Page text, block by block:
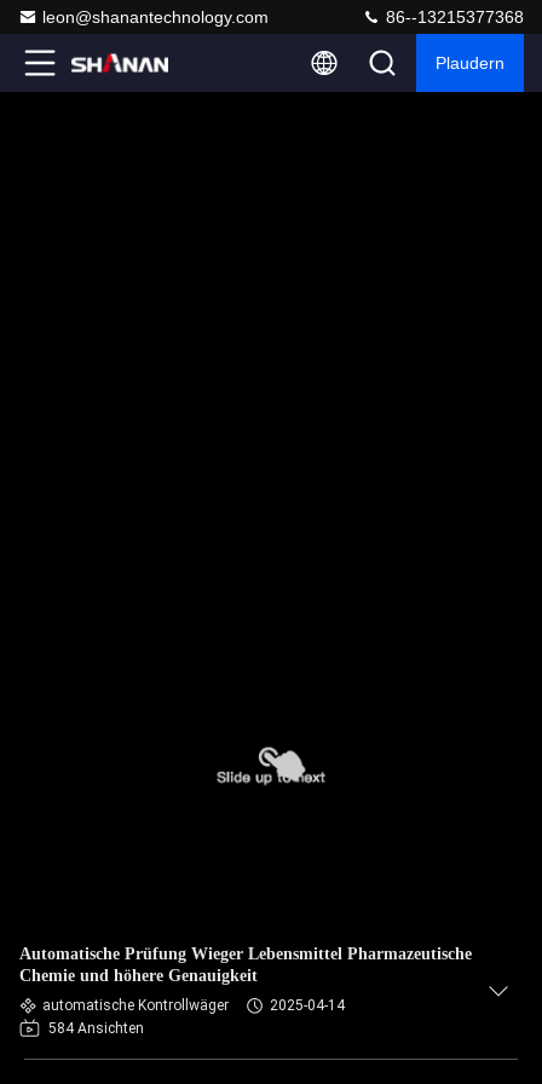
leon@shanantechnology.com 86--13215377368
Plaudern
Automatische Prüfung Wieger Lebensmittel Pharmazeutische
Chemie und höhere Genauigkeit
automatische Kontrollwäger
2025-04-14
584 Ansichten